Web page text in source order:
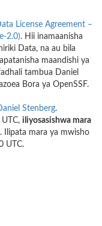
License Agreement –
2.0). Hii inamaanisha
Data, na au bila
maandishi ya
tambua Daniel
Bora ya OpenSSF.
Stenberg.
iliyosasishwa mara
Ilipata mara ya mwisho
UTC.